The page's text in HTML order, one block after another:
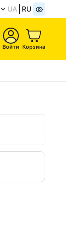
UA RU
Войти Корзина